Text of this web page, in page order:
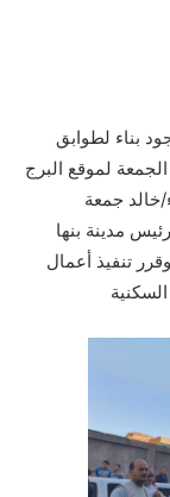
بناء لطوابق
لموقع البرج
خالد جمعة
مدينة بنها
تنفيذ أعمال